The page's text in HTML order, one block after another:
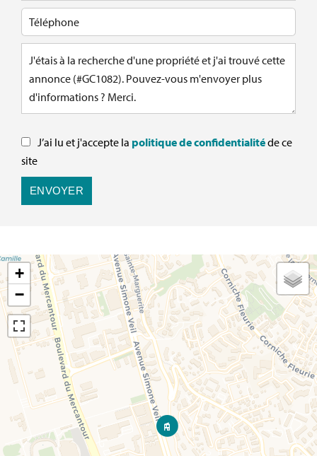
J’ai lu et j'accepte la politique de confidentialitéde ce
site
ENVOYER
+
−